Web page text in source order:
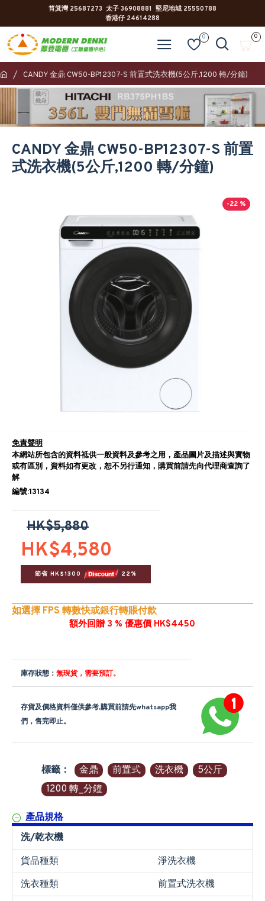
筲箕灣 25687273 太子 36908881 堅尼地城 25550788
香港仔 24614288
0 0
CANDY 金鼎 CW50-BP12307-S 前置式洗衣機(5公斤,1200 轉/分鐘)
CANDY 金鼎 CW50-BP12307-S 前置
式洗衣機(5公斤,1200 轉/分鐘)
-22 %
免責聲明
本網站所包含的資料祗供一般資料及參考之用，產品圖片及描述與實物
或有區別，資料如有更改，恕不另行通知，購買前請先向代理商查詢了
解
編號:13134
HK$4,580
HK$5,880
節省 HK$1300 22%
如選擇 FPS 轉數快或銀行轉賬付款
額外回贈 3 % 優惠價 HK$4450
庫存狀態： 無現貨，需要預訂。
存貨及價格資料僅供參考,購買前請先whatsapp我
們，售完即止。
標籤： 金鼎 前置式 洗衣機
5公斤
1200 轉_分鐘
產品規格
洗/乾衣機
貨品種類
淨洗衣機
洗衣種類
前置式洗衣機